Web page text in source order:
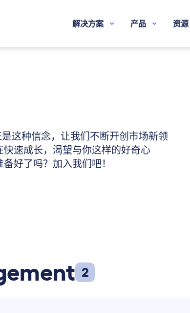
解决方案 产品 资源
这种信念，让我们不断开创市场新领
速成长，渴望与你这样的好奇心
好了吗？加入我们吧！
2